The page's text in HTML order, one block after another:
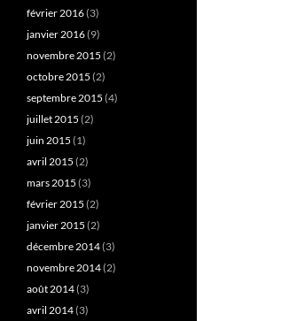
février 2016(3)
janvier 2016(9)
novembre 2015 (2)
octobre 2015 (2)
septembre 2015 (4)
juillet 2015 (2)
juin 2015 (1)
avril 2015 (2)
mars 2015 (3)
février 2015 (2)
janvier 2015 (2)
décembre 2014(3)
novembre 2014(2)
août 2014(3)
avril 2014(3)